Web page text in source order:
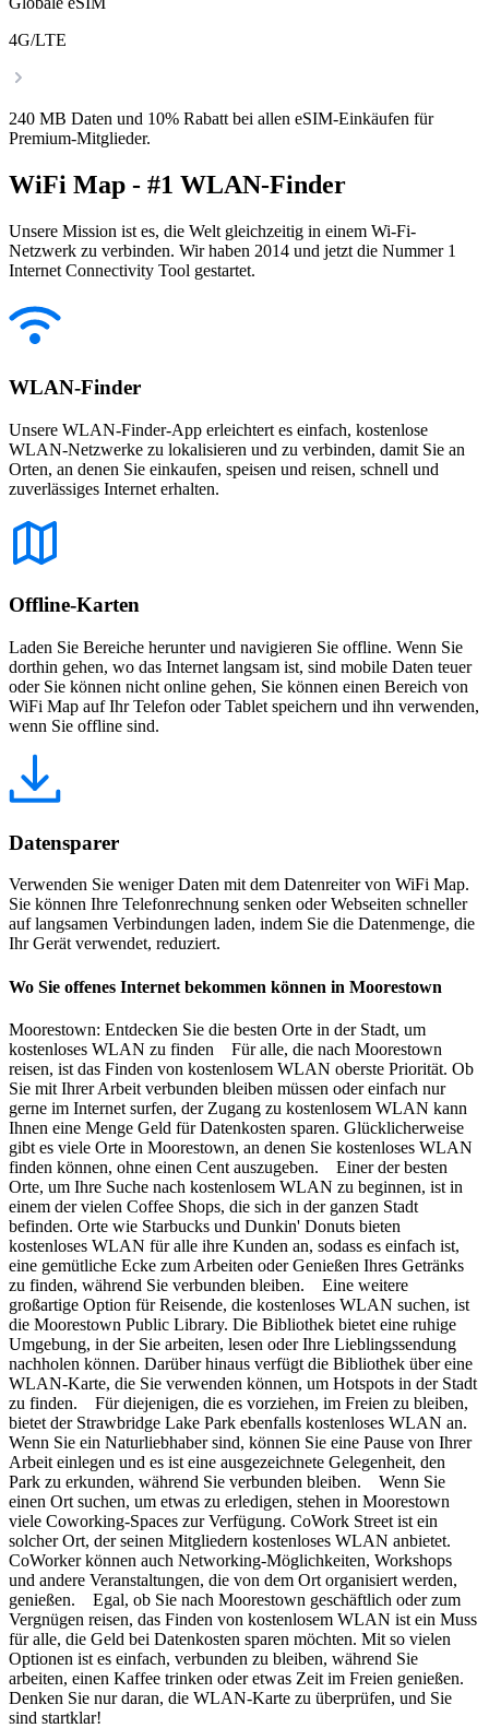
4G/LTE
240 MB Daten und 10% Rabatt bei allen eSIM-Einkäufen für
Premium-Mitglieder.
WiFi Map - #1 WLAN-Finder
Unsere Mission ist es, die Welt gleichzeitig in einem Wi-Fi-
Netzwerk zu verbinden. Wir haben 2014 und jetzt die Nummer 1
Internet Connectivity Tool gestartet.
WLAN-Finder
Unsere WLAN-Finder-App erleichtert es einfach, kostenlose
WLAN-Netzwerke zu lokalisieren und zu verbinden, damit Sie an
Orten, an denen Sie einkaufen, speisen und reisen, schnell und
zuverlässiges Internet erhalten.
Offline-Karten
Laden Sie Bereiche herunter und navigieren Sie offline. Wenn Sie
dorthin gehen, wo das Internet langsam ist, sind mobile Daten teuer
oder Sie können nicht online gehen, Sie können einen Bereich von
WiFi Map auf Ihr Telefon oder Tablet speichern und ihn verwenden,
wenn Sie offline sind.
Datensparer
Verwenden Sie weniger Daten mit dem Datenreiter von WiFi Map.
Sie können Ihre Telefonrechnung senken oder Webseiten schneller
auf langsamen Verbindungen laden, indem Sie die Datenmenge, die
Ihr Gerät verwendet, reduziert.
Wo Sie offenes Internet bekommen können in Moorestown
Moorestown: Entdecken Sie die besten Orte in der Stadt, um
kostenloses WLAN zu finden Für alle, die nach Moorestown
reisen, ist das Finden von kostenlosem WLAN oberste Priorität. Ob
Sie mit Ihrer Arbeit verbunden bleiben müssen oder einfach nur
gerne im Internet surfen, der Zugang zu kostenlosem WLAN kann
Ihnen eine Menge Geld für Datenkosten sparen. Glücklicherweise
gibt es viele Orte in Moorestown, an denen Sie kostenloses WLAN
finden können, ohne einen Cent auszugeben. Einer der besten
Orte, um Ihre Suche nach kostenlosem WLAN zu beginnen, ist in
einem der vielen Coffee Shops, die sich in der ganzen Stadt
befinden. Orte wie Starbucks und Dunkin' Donuts bieten
kostenloses WLAN für alle ihre Kunden an, sodass es einfach ist,
eine gemütliche Ecke zum Arbeiten oder Genießen Ihres Getränks
zu finden, während Sie verbunden bleiben. Eine weitere
großartige Option für Reisende, die kostenloses WLAN suchen, ist
die Moorestown Public Library. Die Bibliothek bietet eine ruhige
Umgebung, in der Sie arbeiten, lesen oder Ihre Lieblingssendung
nachholen können. Darüber hinaus verfügt die Bibliothek über eine
WLAN-Karte, die Sie verwenden können, um Hotspots in der Stadt
zu finden. Für diejenigen, die es vorziehen, im Freien zu bleiben,
bietet der Strawbridge Lake Park ebenfalls kostenloses WLAN an.
Wenn Sie ein Naturliebhaber sind, können Sie eine Pause von Ihrer
Arbeit einlegen und es ist eine ausgezeichnete Gelegenheit, den
Park zu erkunden, während Sie verbunden bleiben. Wenn Sie
einen Ort suchen, um etwas zu erledigen, stehen in Moorestown
viele Coworking-Spaces zur Verfügung. CoWork Street ist ein
solcher Ort, der seinen Mitgliedern kostenloses WLAN anbietet.
CoWorker können auch Networking-Möglichkeiten, Workshops
und andere Veranstaltungen, die von dem Ort organisiert werden,
genießen. Egal, ob Sie nach Moorestown geschäftlich oder zum
Vergnügen reisen, das Finden von kostenlosem WLAN ist ein Muss
für alle, die Geld bei Datenkosten sparen möchten. Mit so vielen
Optionen ist es einfach, verbunden zu bleiben, während Sie
arbeiten, einen Kaffee trinken oder etwas Zeit im Freien genießen.
Denken Sie nur daran, die WLAN-Karte zu überprüfen, und Sie
sind startklar!